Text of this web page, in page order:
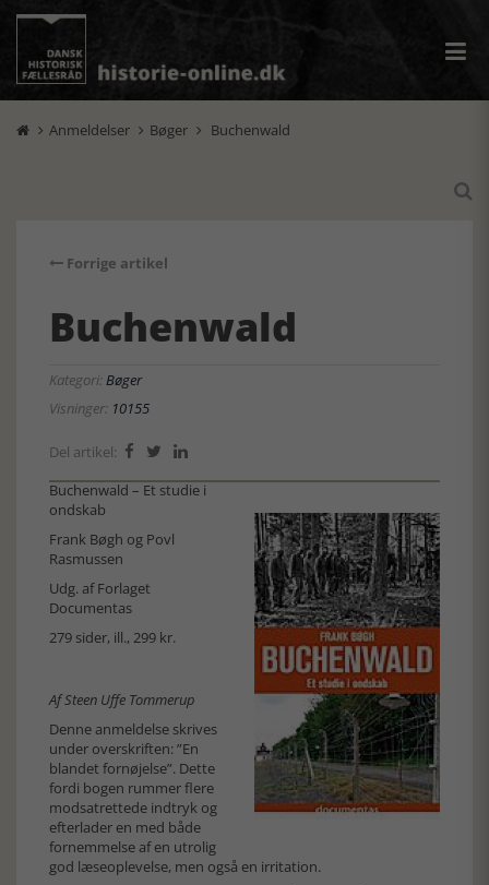
 Anmeldelser  Bøger  Buchenwald

Forrige artikel
Buchenwald
Kategori:Bøger
Visninger: 10155
Del artikel:   
Buchenwald – Et studie i
ondskab
Frank Bøgh og Povl
Rasmussen
Udg. af Forlaget
Documentas
279 sider, ill., 299 kr.
Af Steen Uffe Tommerup
Denne anmeldelse skrives
under overskriften: ”En
blandet fornøjelse”. Dette
fordi bogen rummer flere
modsatrettede indtryk og
efterlader en med både
fornemmelse af en utrolig
god læseoplevelse, men også en irritation.